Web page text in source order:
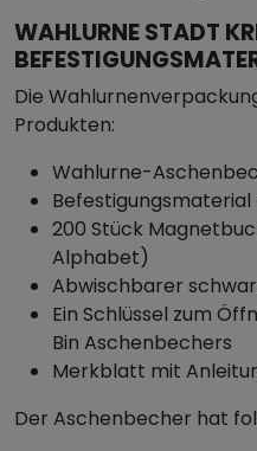
WAHLURNE STADT
Die
Produkten:
Wahlurne-
200 Stück
Alphabet)
Abwischbarer
Ein Schlüssel zum
Bin Aschenbechers
Merkblatt mit
Der Aschenbecher hat